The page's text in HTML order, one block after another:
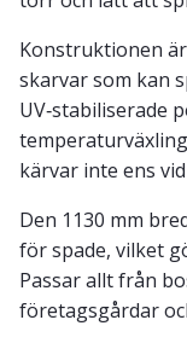
Konstruktionen
skarvar som kan
UV‑stabiliserade
kärvar inte ens vid
Den 1130 mm
för spade, vilket
Passar allt från
företagsgårdar